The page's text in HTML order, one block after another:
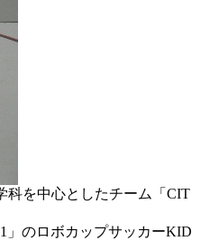
科を中心としたチーム「CIT
」のロボカップサッカーKID